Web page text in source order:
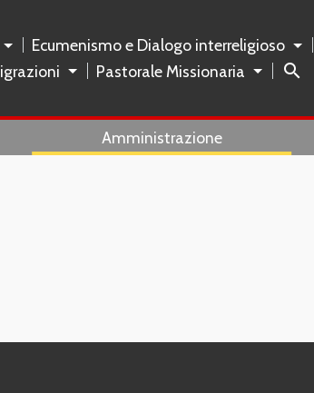
Ecumenismo e Dialogo interreligioso
Pastorale Missionaria search
Amministrazione